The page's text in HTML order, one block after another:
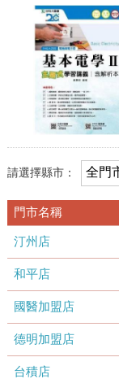
請選擇縣市：
門市名稱
汀州店
和平店
國醫加盟店
德明加盟店
台積店